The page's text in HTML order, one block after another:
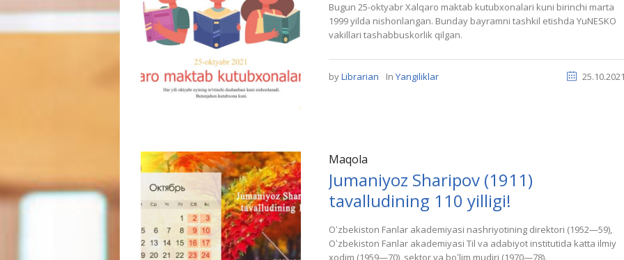
Bugun 25-oktyabr Xalqaro maktab kutubxonalari kuni birinchi marta
1999 yilda nishonlangan. Bunday bayramni tashkil etishda YuNESKO
vakillari tashabbuskorlik qilgan.
byLibrarian In Yangiliklar
Maqola
Jumaniyoz Sharipov (1911)
tavalludining 110 yilligi!
Oʻzbekiston Fanlar akademiyasi nashriyotining direktori (1952—59),
Oʻzbekiston Fanlar akademiyasi Til va adabiyot institutida katta ilmiy
xodim (1959—70), sektor va boʻlim mudiri (1970—78).